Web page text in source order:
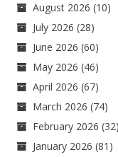
August 2026 (10)
July 2026 (28)
June 2026 (60)
May 2026 (46)
April 2026 (67)
March 2026 (74)
February 2026 (32)
January 2026 (81)